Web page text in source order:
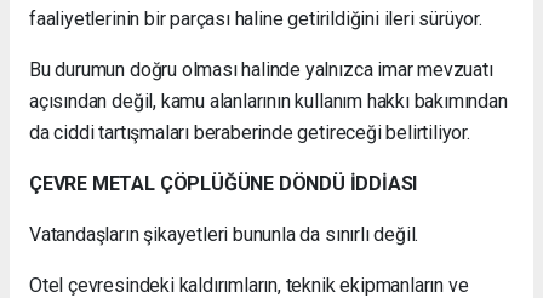
faaliyetlerinin bir parçası haline getirildiğini ileri sürüyor.
Bu durumun doğru olması halinde yalnızca imar mevzuatı
açısından değil, kamu alanlarının kullanım hakkı bakımından
da ciddi tartışmaları beraberinde getireceği belirtiliyor.
ÇEVRE METAL ÇÖPLÜĞÜNE DÖNDÜ İDDİASI
Vatandaşların şikayetleri bununla da sınırlı değil.
Otel çevresindeki kaldırımların, teknik ekipmanların ve